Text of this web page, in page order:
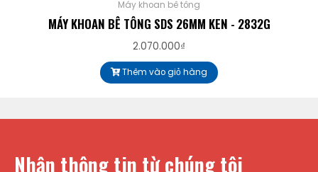
Máy khoan bê tông
MÁY KHOAN BÊ TÔNG SDS 26MM KEN - 2832G
2.070.000₫
Thêm vào giỏ hàng
Nhận thông tin từ chúng tôi